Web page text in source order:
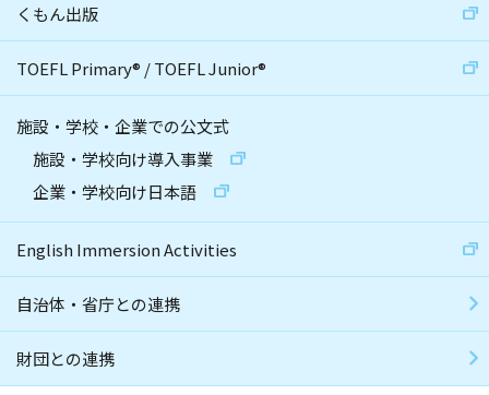
くもん出版
TOEFL Primary® /TOEFL Junior®
施設・学校・企業での公文式
施設・学校向け導入事業
企業・学校向け日本語
English Immersion Activities
自治体・省庁との連携
財団との連携